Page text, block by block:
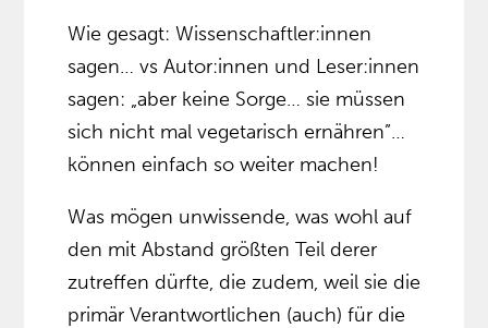
Wie gesagt: Wissenschaftler:innen
sagen… vs Autor:innen und Leser:innen
sagen: „aber keine Sorge… sie müssen
sich nicht mal vegetarisch ernähren”…
können einfach so weiter machen!
Was mögen unwissende, was wohl auf
den mit Abstand größten Teil derer
zutreffen dürfte, die zudem, weil sie die
primär Verantwortlichen (auch) für die